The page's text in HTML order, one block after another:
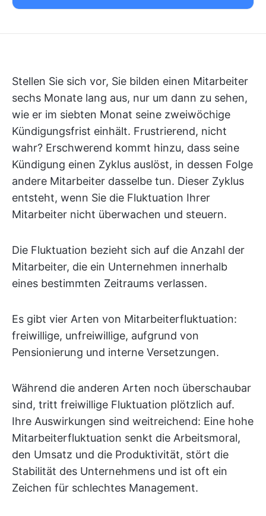
Stellen Sie sich vor, Sie bilden einen Mitarbeiter
sechs Monate lang aus, nur um dann zu sehen,
wie er im siebten Monat seine zweiwöchige
Kündigungsfrist einhält. Frustrierend, nicht
wahr? Erschwerend kommt hinzu, dass seine
Kündigung einen Zyklus auslöst, in dessen Folge
andere Mitarbeiter dasselbe tun. Dieser Zyklus
entsteht, wenn Sie die Fluktuation Ihrer
Mitarbeiter nicht überwachen und steuern.
Die Fluktuation bezieht sich auf die Anzahl der
Mitarbeiter, die ein Unternehmen innerhalb
eines bestimmten Zeitraums verlassen.
Es gibt vier Arten von Mitarbeiterfluktuation:
freiwillige, unfreiwillige, aufgrund von
Pensionierung und interne Versetzungen.
Während die anderen Arten noch überschaubar
sind, tritt freiwillige Fluktuation plötzlich auf.
Ihre Auswirkungen sind weitreichend: Eine hohe
Mitarbeiterfluktuation senkt die Arbeitsmoral,
den Umsatz und die Produktivität, stört die
Stabilität des Unternehmens und ist oft ein
Zeichen für schlechtes Management.